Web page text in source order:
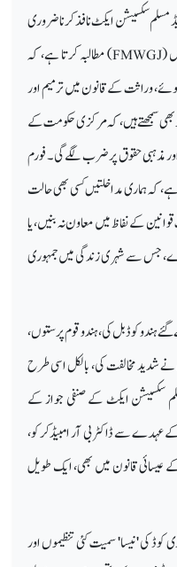
مسلم سکسیشن ایکٹ نافذ کرنا ضروری
(
FMWGJ) مطالبہ کرتا ہے، کہ
وراثت کے قانون میں ترمیم اور
سمجھتے ہیں، کہ مرکزی حکومت کے
مذہبی حقوق پر ضرب لگے گی۔ فورم
کہ ہماری مداخلتیں کسی بھی حالت
کے نفاظ میں معاون نہ بنیں، یا
دے، جس سے شہری زندگی میں جمہوری
کیے گئے ہندو کوڈ بل کی، ہندو قوم پرستوں،
نے شدید مخالفت کی، بالکل اسی طرح
مسلم علما نے، 1937 کے مسلم سکسیشن ایکٹ کے صنفی جواز کے
میں وزیر قانون کے عہدے سے ڈاکٹر بی آر امبیڈکر کو،
عیسائی قانون میں بھی، ایک طویل
کوڈ کی 'نیسا' سمیت کئی تنظیموں اور